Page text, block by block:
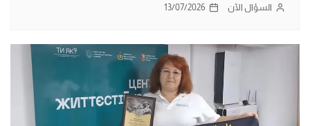
السؤال الآن 13/07/2026